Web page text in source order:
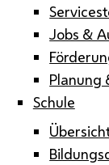
Jobs &
Planung
Schule